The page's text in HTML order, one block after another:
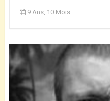
9 Ans, 10 Mois